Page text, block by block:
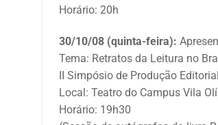
Horário: 20h
30/10/08 (quinta-feira):
Tema: Retratos da Leitura no
II Simpósio de Produção
Local: Teatro do Campus Vila
Horário: 19h30